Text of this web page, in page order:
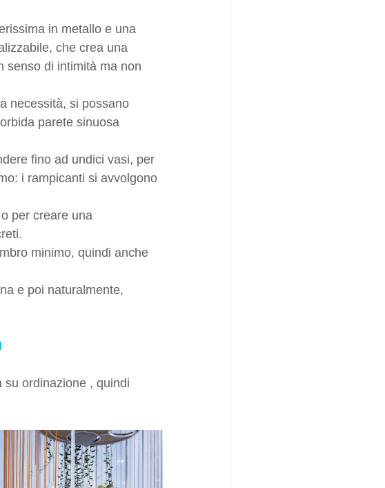
in metallo e una
che crea una
senso di intimità ma non
necessità, si possano
parete sinuosa
fino ad undici vasi, per
i rampicanti si avvolgono
per creare una
minimo, quindi anche
e poi naturalmente,
ordinazione , quindi